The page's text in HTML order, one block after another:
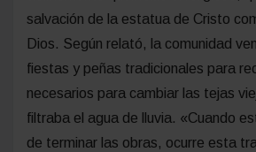
salvación de la estatua de Cristo
Dios. Según relató, la comunidad
fiestas y peñas tradicionales para
necesarios para cambiar las tejas
filtraba el agua de lluvia. «Cuando
de terminar las obras, ocurre esta